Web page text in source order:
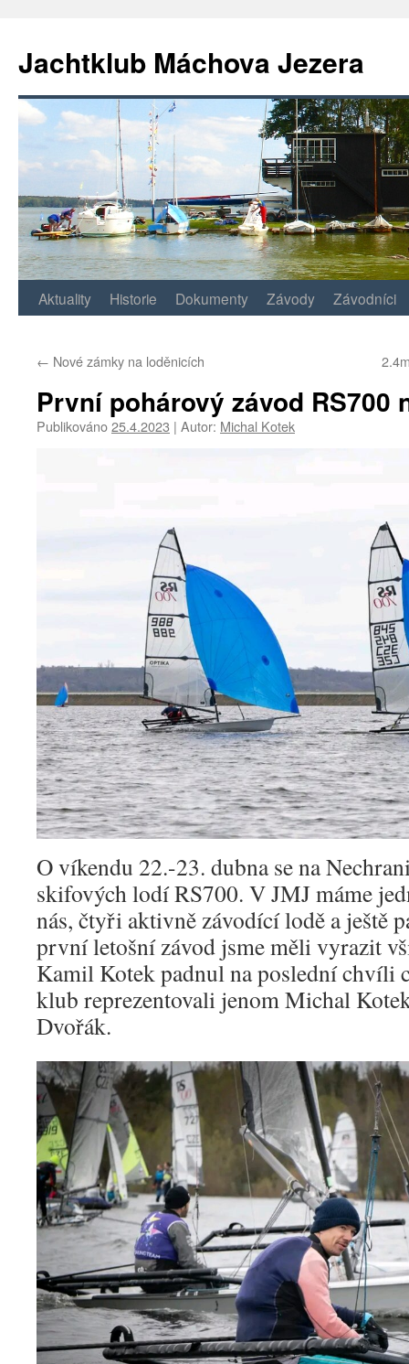
Jachtklub Máchova Jezera
Přejít
obsahu
webu
Aktuality Historie Dokumenty Závody Závodníci
← Nové zámky na loděnicích
První pohárový závod RS700
Publikováno25.4.2023 | Autor: Michal Kotek
O víkendu 22.-23. dubna se na
skifových lodí RS700. V JMJ máme
nás, čtyři aktivně závodící lodě a ještě
první letošní závod jsme měli vyrazit
Kamil Kotek padnul na poslední chvíli
klub reprezentovali jenom Michal
Dvořák.